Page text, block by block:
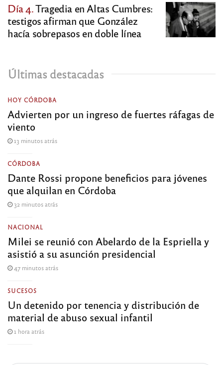
Día 4.Tragedia en Altas Cumbres:
testigos afirman que González
hacía sobrepasos en doble línea
Últimas destacadas
HOY CÓRDOBA
Advierten por un ingreso de fuertes ráfagas de
viento
13 minutos atrás
CÓRDOBA
Dante Rossi propone beneficios para jóvenes
que alquilan en Córdoba
32 minutos atrás
NACIONAL
Milei se reunió con Abelardo de la Espriella y
asistió a su asunción presidencial
47 minutos atrás
SUCESOS
Un detenido por tenencia y distribución de
material de abuso sexual infantil
1 hora atrás